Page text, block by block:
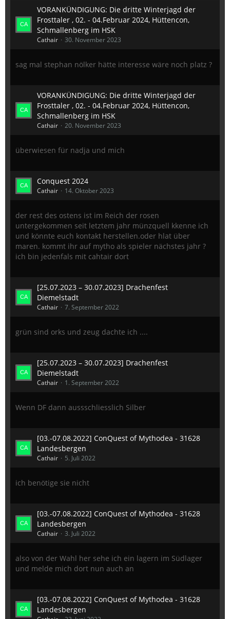
VORANKÜNDIGUNG: Die dritte Winterjagd der
Frosttaler , 02. - 04.Februar 2024, Hüttencon,
Schmallenberg im HSK
Cathair 30. November 2023
sag mal stephan nölker hätte interesse wäre noch platz ?
VORANKÜNDIGUNG: Die dritte Winterjagd der
Frosttaler , 02. - 04.Februar 2024, Hüttencon,
Schmallenberg im HSK
Cathair 20. November 2023
überwiesen für nadja und mich
Conquest 2024
Cathair 14. Oktober 2023
der rest des ostens ist im Reich der rosen
untergekommen seit letztem jahr münzquell kkenne ich
und könnte euch kontakt herstellen.oder hlat über
maren. kommt ihr auf mytho als spieler nächstes jahr ?
ich bin jedenfals mit cahtair dort
[25.07.2023 – 30.07.2023] Drachenfest
Diemelstadt
Cathair 7. September 2022
grün sind orks und zeug dachte ich ....
[25.07.2023 – 30.07.2023] Drachenfest
Diemelstadt
Cathair 1. September 2022
Wenn DF dann aussschliesslich Silber
[03.-07.08.2022] ConQuest of Mythodea - 31628
Landesbergen
Cathair 5. Juli 2022
ich benötige sie nicht
[03.-07.08.2022] ConQuest of Mythodea - 31628
Landesbergen
Cathair 3. Juli 2022
also von der Wahl her sehe ich ein lagern im Südlager
und melde mich dort nun auch an
[03.-07.08.2022] ConQuest of Mythodea - 31628
Landesbergen